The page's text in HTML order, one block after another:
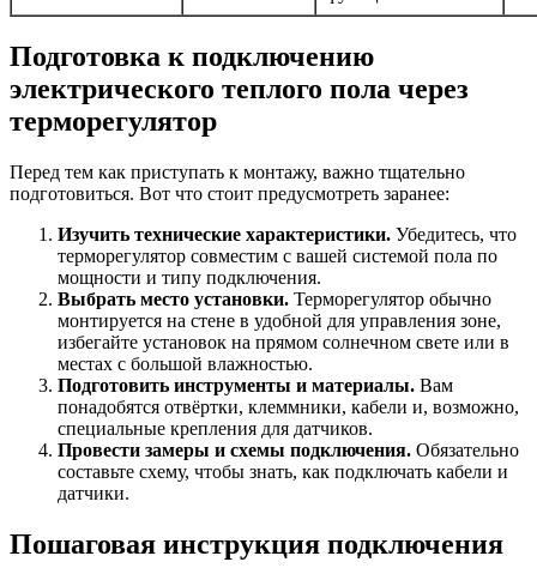
Подготовка к подключению
электрического теплого пола через
терморегулятор
Перед тем как приступать к монтажу, важно тщательно
подготовиться. Вот что стоит предусмотреть заранее:
Изучить технические характеристики. Убедитесь, что
терморегулятор совместим с вашей системой пола по
мощности и типу подключения.
Выбрать место установки. Терморегулятор обычно
монтируется на стене в удобной для управления зоне,
избегайте установок на прямом солнечном свете или в
местах с большой влажностью.
Подготовить инструменты и материалы. Вам
понадобятся отвёртки, клеммники, кабели и, возможно,
специальные крепления для датчиков.
Провести замеры и схемы подключения. Обязательно
составьте схему, чтобы знать, как подключать кабели и
датчики.
Пошаговая инструкция подключения